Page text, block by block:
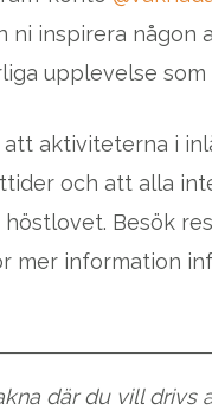
ni inspirera någon
upplevelse som
att aktiviteterna i
och att alla
höstlovet. Besök
mer information
där du vill drivs